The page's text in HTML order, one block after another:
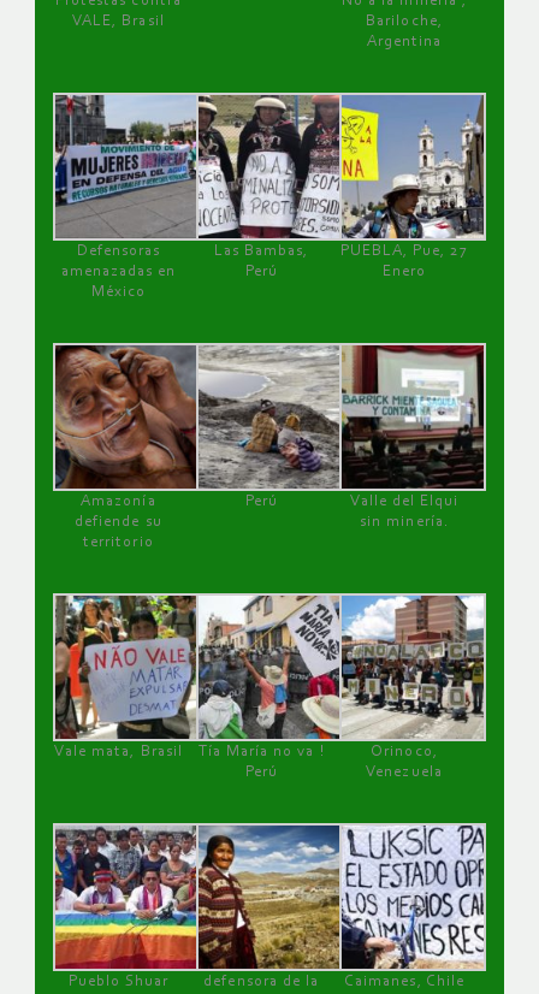
VALE, Brasil
Bariloche,
Argentina
Defensoras
amenazadas en
México
Las Bambas,
Perú
PUEBLA, Pue, 27
Enero
Amazonía
defiende su
territorio
Perú
Valle del Elqui
sin minería.
Vale mata, Brasil
Tía María no va !
Perú
Orinoco,
Venezuela
Pueblo Shuar
defensora de la
Caimanes, Chile